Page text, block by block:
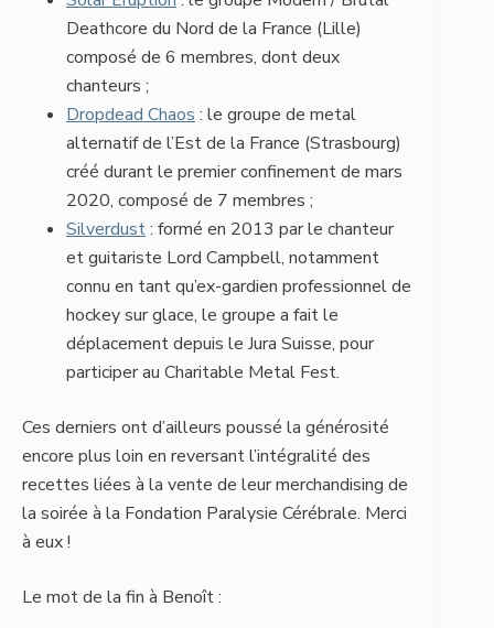
Deathcore du Nord de la France (Lille)
composé de 6 membres, dont deux
chanteurs ;
Dropdead Chaos : le groupe de metal
alternatif de l’Est de la France (Strasbourg)
créé durant le premier confinement de mars
2020, composé de 7 membres ;
Silverdust: formé en 2013 par le chanteur
et guitariste Lord Campbell, notamment
connu en tant qu’ex-gardien professionnel de
hockey sur glace, le groupe a fait le
déplacement depuis le Jura Suisse, pour
participer au Charitable Metal Fest.
Ces derniers ont d’ailleurs poussé la générosité
encore plus loin en reversant l’intégralité des
recettes liées à la vente de leur merchandising de
la soirée à la Fondation Paralysie Cérébrale. Merci
à eux !
Le mot de la fin à Benoît :